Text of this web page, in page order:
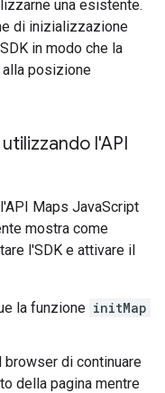
una esistente.
di inizializzazione
in modo che la
posizione
l'API
Maps JavaScript
mostra come
l'SDK e attivare il
la funzione initMap
browser di continuare
della pagina mentre